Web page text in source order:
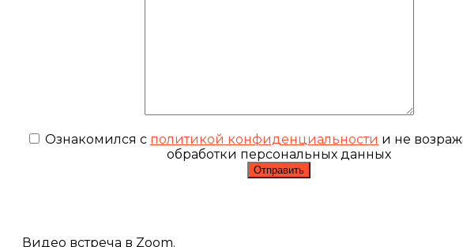
Ознакомился с политикой конфиденциальности и не
обработки персональных данных
Видео встреча в Zoom.